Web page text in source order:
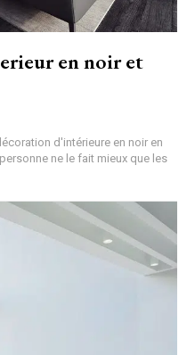
en noir et
d'intérieure en noir en
ne le fait mieux que les